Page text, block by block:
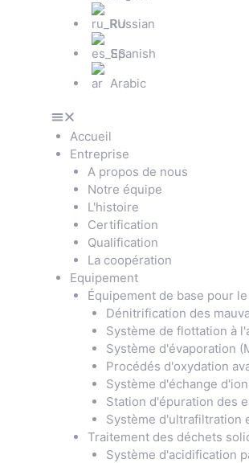
Russian
Spanish
Arabic
Accueil
Entreprise
A propos de nous
Notre équipe
L'histoire
Certification
Qualification
La coopération
Equipement
Équipement de base pour
Dénitrification des
Système de flottation à
Système d'évaporation
Procédés d'oxydation
Système d'échange
Station d'épuration des
Système d'ultrafiltration
Traitement des déchets
Système d'acidification